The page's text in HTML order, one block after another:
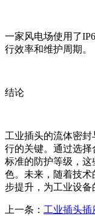
一家风电场使用了
行效率和维护周期。
结论
工业插头的流体密
行的关键。通过选
标准的防护等级，
色。未来，随着技
步提升，为工业设备
上一条： 工业插头插